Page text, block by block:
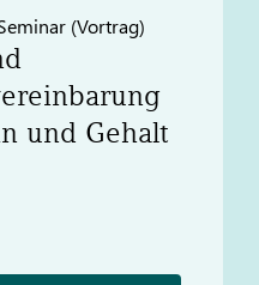
(Vortrag)​
und Gehalt